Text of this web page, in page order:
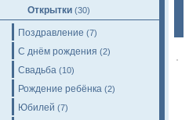
Открытки (30)
Поздравление (7)
С днём рождения (2)
Свадьба (10)
Рождение ребёнка (2)
Юбилей (7)